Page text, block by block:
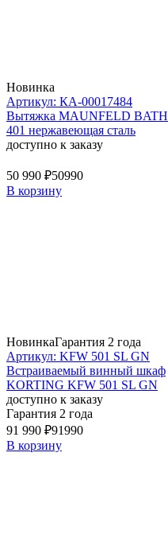
Новинка
Артикул: КА-00017484
Вытяжка MAUNFELD BATH
401 нержавеющая сталь
доступно к заказу
50 990 ₽50990
В корзину
НовинкаГарантия 2 года
Артикул: KFW 501 SL GN
Встраиваемый винный шкаф
KORTING KFW 501 SL GN
доступно к заказу
Гарантия 2 года
91 990 ₽91990
В корзину